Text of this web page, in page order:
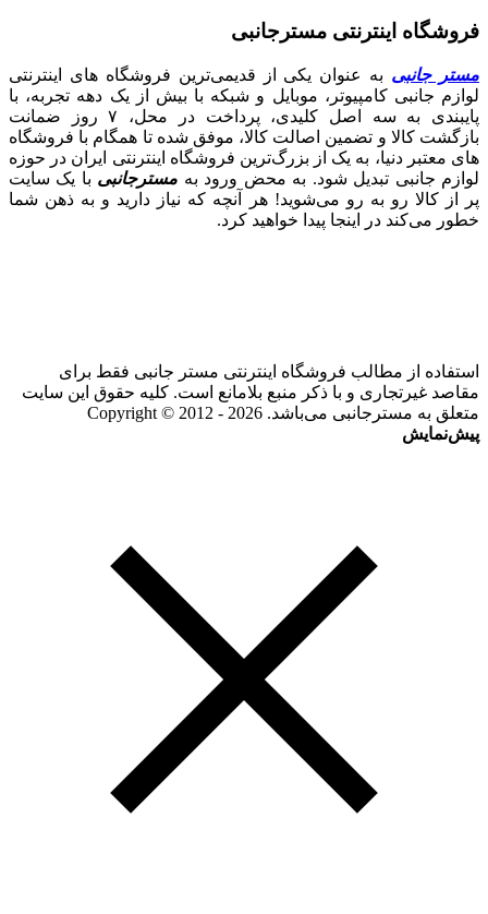
فروشگاه اینترنتی مسترجانبی
مستر جانبی به عنوان یکی از قدیمی‌ترین فروشگاه های اینترنتی
لوازم جانبی کامپیوتر، موبایل و شبکه با بیش از یک دهه تجربه، با
پایبندی به سه اصل کلیدی، پرداخت در محل، ۷ روز ضمانت
بازگشت کالا و تضمین اصالت کالا، موفق شده تا همگام با فروشگاه‌
های معتبر دنیا، به یک از بزرگ‌ترین فروشگاه اینترنتی ایران در حوزه
لوازم جانبی تبدیل شود. به محض ورود به مسترجانبی با یک سایت
پر از کالا رو به رو می‌شوید! هر آنچه که نیاز دارید و به ذهن شما
خطور می‌کند در اینجا پیدا خواهید کرد.
استفاده از مطالب فروشگاه اینترنتی مستر جانبی فقط برای
مقاصد غیرتجاری و با ذکر منبع بلامانع است. کلیه حقوق این سایت
متعلق به مسترجانبی می‌باشد. Copyright © 2012 - 2026
پیش‌نمایش